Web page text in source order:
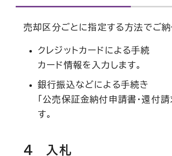
売却区分ごとに指定する方法でご納
クレジットカードによる手続
カード情報を入力します。
銀行振込などによる手続き
「公売保証金納付申請書・還付
す。
4 入札